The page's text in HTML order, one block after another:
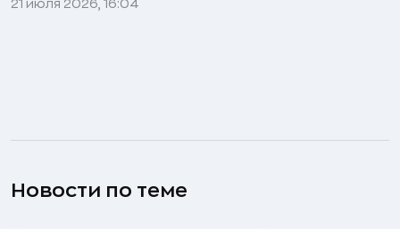
21 июля 2026, 16:04
Новости по теме